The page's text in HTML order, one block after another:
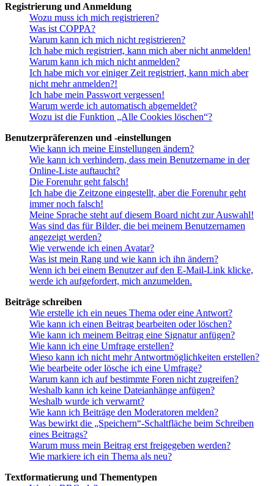
Registrierung und Anmeldung
Wozu muss ich mich registrieren?
Was ist COPPA?
Warum kann ich mich nicht registrieren?
Ich habe mich registriert, kann mich aber nicht anmelden!
Warum kann ich mich nicht anmelden?
Ich habe mich vor einiger Zeit registriert, kann mich aber
nicht mehr anmelden?!
Ich habe mein Passwort vergessen!
Warum werde ich automatisch abgemeldet?
Wozu ist die Funktion „Alle Cookies löschen“?
Benutzerpräferenzen und -einstellungen
Wie kann ich meine Einstellungen ändern?
Wie kann ich verhindern, dass mein Benutzername in der
Online-Liste auftaucht?
Die Forenuhr geht falsch!
Ich habe die Zeitzone eingestellt, aber die Forenuhr geht
immer noch falsch!
Meine Sprache steht auf diesem Board nicht zur Auswahl!
Was sind das für Bilder, die bei meinem Benutzernamen
angezeigt werden?
Wie verwende ich einen Avatar?
Was ist mein Rang und wie kann ich ihn ändern?
Wenn ich bei einem Benutzer auf den E-Mail-Link klicke,
werde ich aufgefordert, mich anzumelden.
Beiträge schreiben
Wie erstelle ich ein neues Thema oder eine Antwort?
Wie kann ich einen Beitrag bearbeiten oder löschen?
Wie kann ich meinem Beitrag eine Signatur anfügen?
Wie kann ich eine Umfrage erstellen?
Wieso kann ich nicht mehr Antwortmöglichkeiten erstellen?
Wie bearbeite oder lösche ich eine Umfrage?
Warum kann ich auf bestimmte Foren nicht zugreifen?
Weshalb kann ich keine Dateianhänge anfügen?
Weshalb wurde ich verwarnt?
Wie kann ich Beiträge den Moderatoren melden?
Was bewirkt die „Speichern“-Schaltfläche beim Schreiben
eines Beitrags?
Warum muss mein Beitrag erst freigegeben werden?
Wie markiere ich ein Thema als neu?
Textformatierung und Thementypen